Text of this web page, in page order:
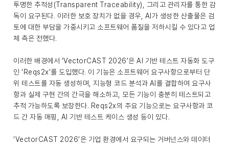
투명한 추적성(Transparent Traceability), 그리고 관리자를 통한 감
독이 요구된다. 이러한 보호 장치가 없을 경우, AI가 생성한 산출물은 검
토에 대한 부담을 가중시키고 소프트웨어 품질을 저하시킬 수 있다고 업
체 측은 전했다.
이러한 배경에서 ‘VectorCAST 2026’은 AI 기반 테스트 자동화 도구
인 ‘Reqs2x’를 도입했다. 이 기능은 소프트웨어 요구사항으로부터 단
위 테스트를 자동 생성하며, 지능형 코드 분석과 AI를 결합하여 요구사
항과 실제 구현 간의 간극을 해소하고, 모든 기능이 충분히 테스트되고
추적 가능하도록 보장한다. Reqs2x의 주요 기능으로는 요구사항과 코
드 간 자동 매핑, AI 기반 테스트 케이스 생성 등이 있다.
‘VectorCAST 2026’은 기업 환경에서 요구되는 거버넌스와 데이터